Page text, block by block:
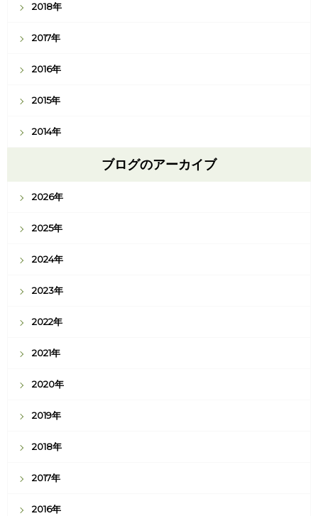
2018年
2017年
2016年
2015年
2014年
ブログのアーカイブ
2026年
2025年
2024年
2023年
2022年
2021年
2020年
2019年
2018年
2017年
2016年